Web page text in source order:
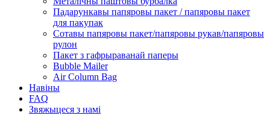
Падарункавы папяровы пакет / папяровы пакет
для пакупак
Сотавы папяровы пакет/папяровы рукав/папяровы
рулон
Пакет з гафрыраванай паперы
Bubble Mailer
Air Column Bag
Навіны
FAQ
Звяжыцеся з намі